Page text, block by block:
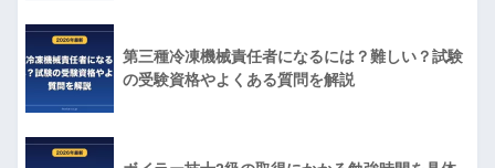
第三種冷凍機械責任者になるには？難しい？試験
の受験資格やよくある質問を解説